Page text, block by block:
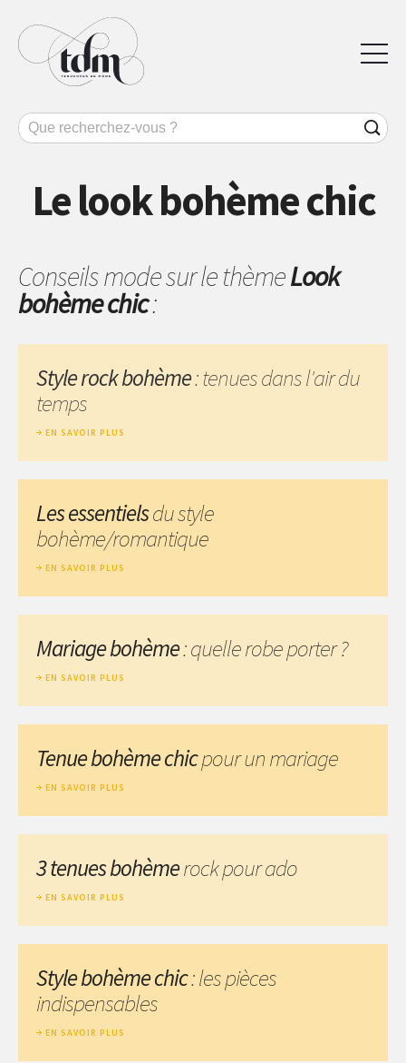
Le look bohème chic
Conseils mode sur le thèmeLook
bohème chic:
Style rock bohème: tenues dans l'air du
temps
EN SAVOIR PLUS
Les essentielsdu style
bohème/romantique
EN SAVOIR PLUS
Mariage bohème: quelle robe porter ?
EN SAVOIR PLUS
Tenue bohème chicpour un mariage
EN SAVOIR PLUS
3 tenues bohèmerock pour ado
EN SAVOIR PLUS
Style bohème chic: les pièces
indispensables
EN SAVOIR PLUS